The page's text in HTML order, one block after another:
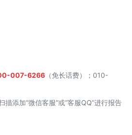
007-6266 （免长话费）；010-
描添加“微信客服”或“客服QQ”进行报告